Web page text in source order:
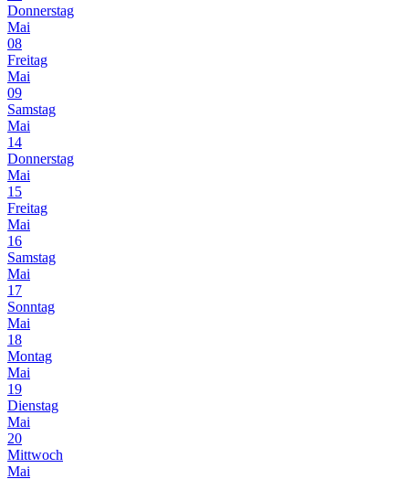
Donnerstag
Mai
08
Freitag
Mai
09
Samstag
Mai
14
Donnerstag
Mai
15
Freitag
Mai
16
Samstag
Mai
17
Sonntag
Mai
18
Montag
Mai
19
Dienstag
Mai
20
Mittwoch
Mai